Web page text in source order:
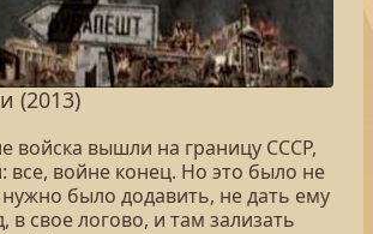
(2013)
войска вышли на границу СССР,
все, войне конец. Но это было не
было додавить, не дать ему
в свое логово, и там зализать